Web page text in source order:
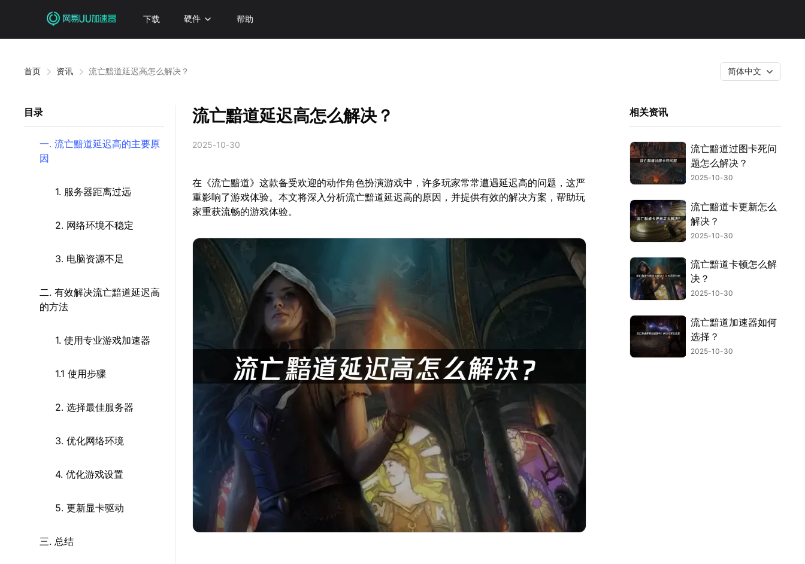
下载 硬件 帮助
首页 资讯 流亡黯道延迟高怎么解决？ 简体中文
目录
一. 流亡黯道延迟高的主要原
因
1. 服务器距离过远
2. 网络环境不稳定
3. 电脑资源不足
二. 有效解决流亡黯道延迟高
的方法
1. 使用专业游戏加速器
1.1 使用步骤
2. 选择最佳服务器
3. 优化网络环境
4. 优化游戏设置
5. 更新显卡驱动
三. 总结
流亡黯道延迟高怎么解决？
2025-10-30
在《流亡黯道》这款备受欢迎的动作角色扮演游戏中，许多玩家常常遭遇延迟高的问题，这严
重影响了游戏体验。本文将深入分析流亡黯道延迟高的原因，并提供有效的解决方案，帮助玩
家重获流畅的游戏体验。
相关资讯
流亡黯道过图卡死问
题怎么解决？
2025-10-30
流亡黯道卡更新怎么
解决？
2025-10-30
流亡黯道卡顿怎么解
决？
2025-10-30
流亡黯道加速器如何
选择？
2025-10-30